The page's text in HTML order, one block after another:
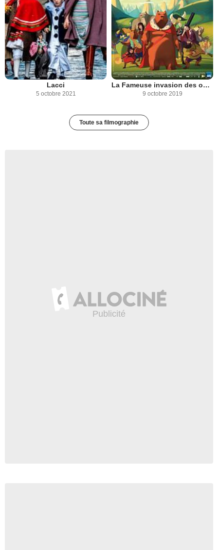
Lacci
5 octobre 2021
La Fameuse invasion des ours en Sicile
9 octobre 2019
Toute sa filmographie